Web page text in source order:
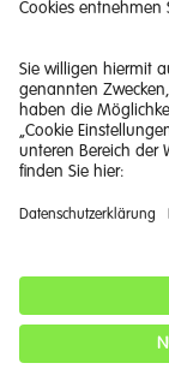
Cookie
Impressum